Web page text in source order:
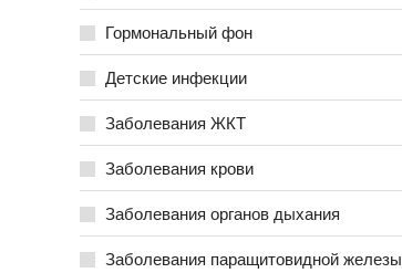
Гормональный фон
Детские инфекции
Заболевания ЖКТ
Заболевания крови
Заболевания органов дыхания
Заболевания паращитовидной железы